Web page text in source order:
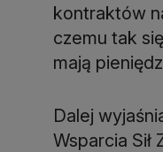
kontraktów
czemu tak
mają
Dalej
Wsparcia